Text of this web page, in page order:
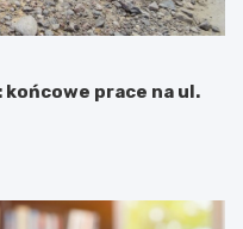
końcowe prace na ul.